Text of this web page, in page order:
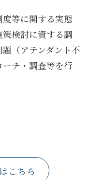
等に関する実態
検討に資する調
（アテンダント不
チ・調査等を行
こちら